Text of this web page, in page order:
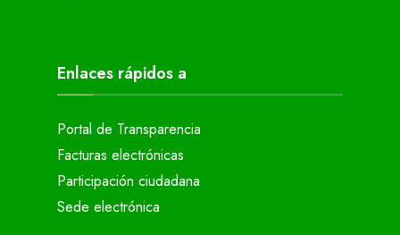
Enlaces rápidos a
Portal de Transparencia
Facturas electrónicas
Participación ciudadana
Sede electrónica